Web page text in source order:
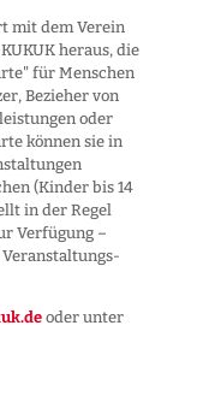
mit dem Verein
heraus, die
für Menschen
Bezieher von
oder
können sie in
(Kinder bis 14
in der Regel
Verfügung –
Veranstaltungs­
oder unter